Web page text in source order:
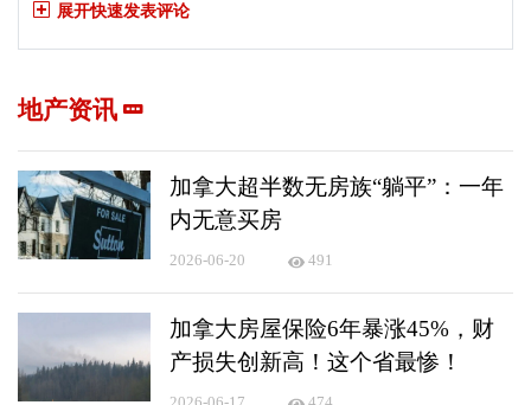
展开快速发表评论
地产资讯
加拿大超半数无房族“躺平”：一年
内无意买房
2026-06-20 491
加拿大房屋保险6年暴涨45%，财
产损失创新高！这个省最惨！